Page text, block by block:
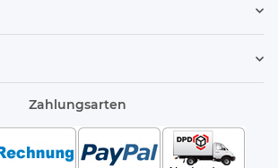
Zahlungsarten